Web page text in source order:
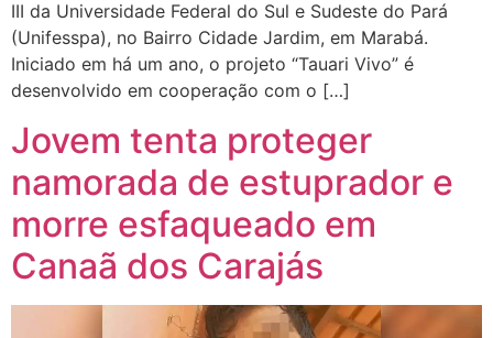
III da Universidade Federal do Sul e Sudeste do Pará
(Unifesspa), no Bairro Cidade Jardim, em Marabá.
Iniciado em há um ano, o projeto “Tauari Vivo” é
desenvolvido em cooperação com o […]
Jovem tenta proteger
namorada de estuprador e
morre esfaqueado em
Canaã dos Carajás